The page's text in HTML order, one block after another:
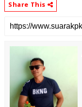
Share This